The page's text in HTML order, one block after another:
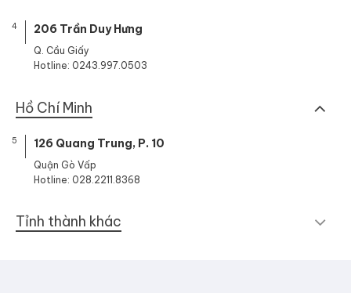
4 206 Trần Duy Hưng
Q. Cầu Giấy
Hotline: 0243.997.0503
Hồ Chí Minh
5 126 Quang Trung, P. 10
Quận Gò Vấp
Hotline: 028.2211.8368
Tỉnh thành khác